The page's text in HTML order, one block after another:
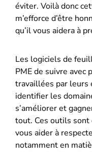
éviter. Voilà donc
m’efforce d’être
qu’il vous aidera à
Les logiciels de
PME de suivre avec
travaillées par leurs
identifier les
s’améliorer et
tout. Ces outils
vous aider à
notamment en